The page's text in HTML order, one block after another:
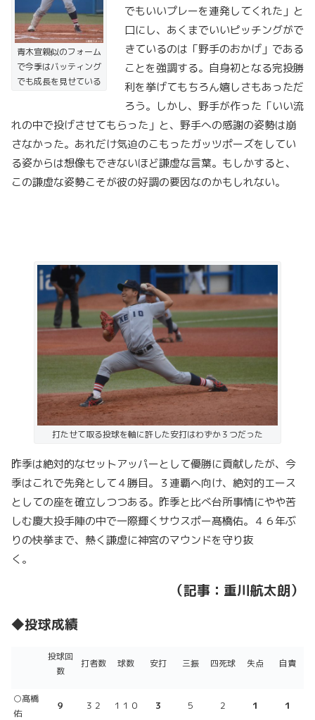
青木宣親似のフォーム
で今季はバッティング
でも成長を見せている
でもいいプレーを連発してくれた」と
口にし、あくまでいいピッチングがで
きているのは「野手のおかげ」である
ことを強調する。自身初となる完投勝
利を挙げてもちろん嬉しさもあっただ
ろう。しかし、野手が作った「いい流
れの中で投げさせてもらった」と、野手への感謝の姿勢は崩
さなかった。あれだけ気迫のこもったガッツポーズをしてい
る姿からは想像もできないほど謙虚な言葉。もしかすると、
この謙虚な姿勢こそが彼の好調の要因なのかもしれない。
打たせて取る投球を軸に許した安打はわずか３つだった
昨季は絶対的なセットアッパーとして優勝に貢献したが、今
季はこれで先発として４勝目。３連覇へ向け、絶対的エース
としての座を確立しつつある。昨季と比べ台所事情にやや苦
しむ慶大投手陣の中で一際輝くサウスポー髙橋佑。４６年ぶ
りの快挙まで、熱く謙虚に神宮のマウンドを守り抜
く。
（記事：重川航太朗）
◆投球成績
投球回
数
打者数 球数 安打 三振 四死球 失点 自責
○髙橋
佑
９ ３２ １１０ ３ ５ ２ １ １